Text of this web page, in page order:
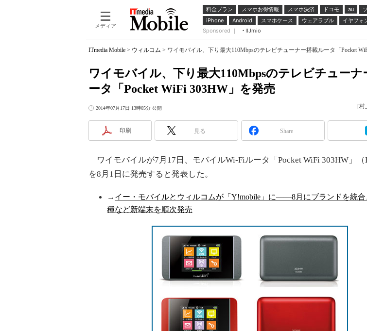
メディア
料金プラン スマホお得情報 スマホ決済 ドコモ au
iPhone
Android スマホケース ウェアラブル イヤフォ
Sponsored ｜
IIJmio
ITmedia Mobile > ウィルコム > ワイモバイル、下り最大110Mbpsのテレビチューナー搭載ルータ「Pocket
ワイモバイル、下り最大110Mbpsのテレビチューナ
ータ「Pocket WiFi 303HW」を発売
2014年07月17日 13時05分 公開 [村
印刷 見る Share
ワイモバイルが7月17日、モバイルWi-Fiルータ「Pocket WiFi 303HW」（
を8月1日に発売すると発表した。
→ イー・モバイルとウィルコムが「Y!mobile」に――8月にブランドを統合
種など新端末を順次発売